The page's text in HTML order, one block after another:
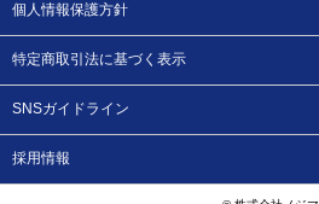
個人情報保護方針
特定商取引法に基づく表示
SNSガイドライン
採用情報